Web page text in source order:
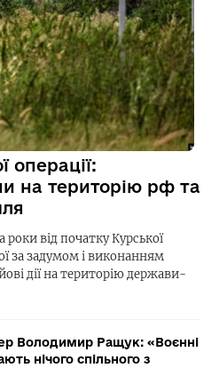
операції:
на територію рф та
від початку Курської
за задумом і виконанням
дії на територію держави-
Володимир Ращук: «Воєнні
нічого спільного з